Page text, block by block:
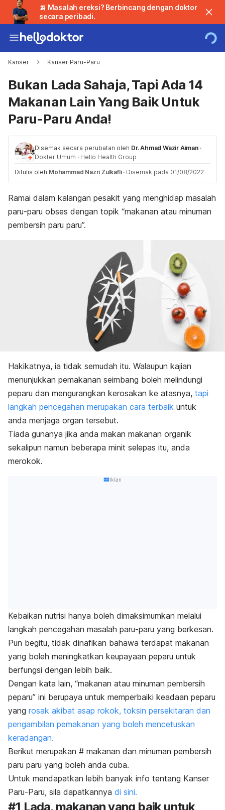
🍌 Masalah ereksi? Berbincang dengan doktor
secara peribadi.
Kanser Kanser Paru-Paru
Bukan Lada Sahaja, Tapi Ada 14
Makanan Lain Yang Baik Untuk
Paru-Paru Anda!
Disemak secara perubatan oleh Dr. Ahmad Wazir Aiman ·
Dokter Umum · Hello Health Group
Ditulis oleh Mohammad Nazri Zulkafli · Disemak pada 01/08/2022
Ramai dalam kalangan pesakit yang menghidap masalah
paru-paru obses dengan topik “makanan atau minuman
pembersih paru paru”.
Hakikatnya, ia tidak semudah itu. Walaupun kajian
menunjukkan pemakanan seimbang boleh melindungi
peparu dan mengurangkan kerosakan ke atasnya, tapi
langkah pencegahan merupakan cara terbaik untuk
anda menjaga organ tersebut.
Tiada gunanya jika anda makan makanan organik
sekalipun namun beberapa minit selepas itu, anda
merokok.
Iklan
Kebaikan nutrisi hanya boleh dimaksimumkan melalui
langkah pencegahan masalah paru-paru yang berkesan.
Pun begitu, tidak dinafikan bahawa terdapat makanan
yang boleh meningkatkan keupayaan peparu untuk
berfungsi dengan lebih baik.
Dengan kata lain, “makanan atau minuman pembersih
peparu” ini berupaya untuk memperbaiki keadaan peparu
yang rosak akibat asap rokok, toksin persekitaran dan
pengambilan pemakanan yang boleh mencetuskan
keradangan.
Berikut merupakan # makanan dan minuman pembersih
paru paru yang boleh anda cuba.
Untuk mendapatkan lebih banyak info tentang Kanser
Paru-Paru, sila dapatkannya di sini.
#1 Lada, makanan yang baik untuk